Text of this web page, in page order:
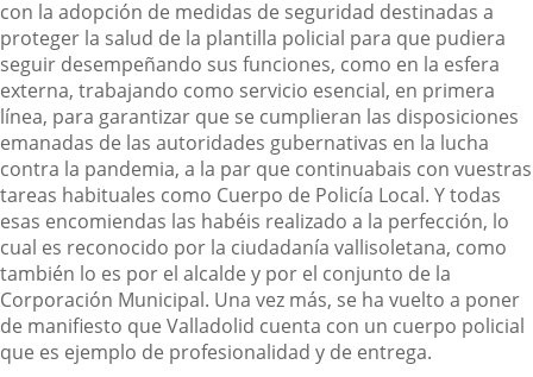
con la adopción de medidas de seguridad destinadas a
proteger la salud de la plantilla policial para que pudiera
seguir desempeñando sus funciones, como en la esfera
externa, trabajando como servicio esencial, en primera
línea, para garantizar que se cumplieran las disposiciones
emanadas de las autoridades gubernativas en la lucha
contra la pandemia, a la par que continuabais con vuestras
tareas habituales como Cuerpo de Policía Local. Y todas
esas encomiendas las habéis realizado a la perfección, lo
cual es reconocido por la ciudadanía vallisoletana, como
también lo es por el alcalde y por el conjunto de la
Corporación Municipal. Una vez más, se ha vuelto a poner
de manifiesto que Valladolid cuenta con un cuerpo policial
que es ejemplo de profesionalidad y de entrega.